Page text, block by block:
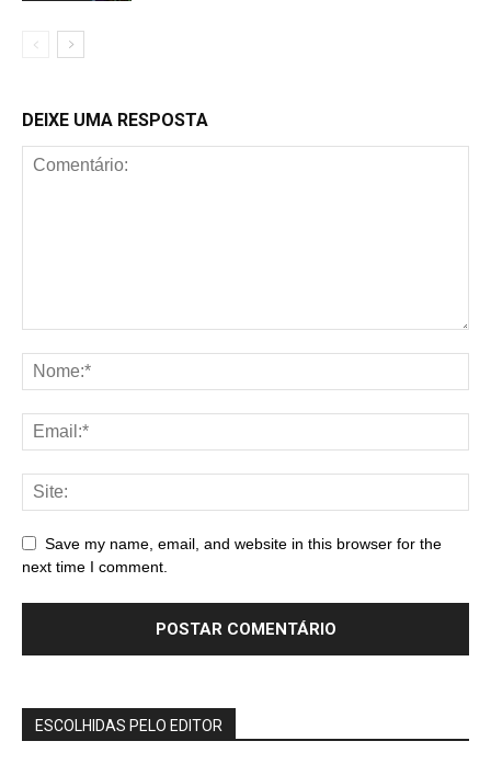
DEIXE UMA RESPOSTA
Save my name, email, and website in this browser for the
next time I comment.
ESCOLHIDAS PELO EDITOR